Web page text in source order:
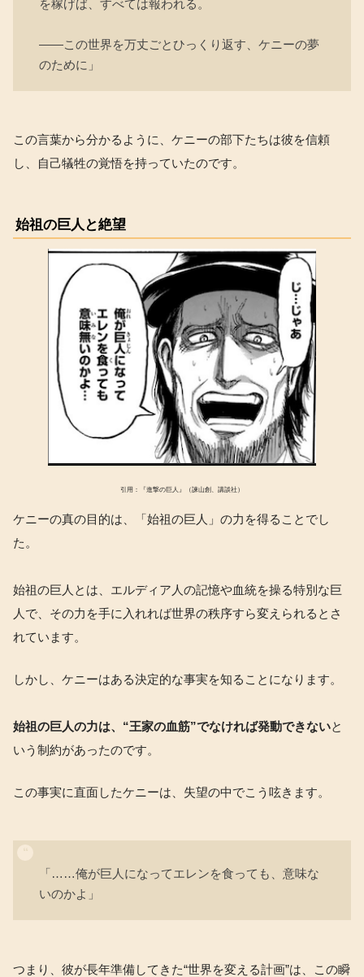
を稼げば、すべては報われる。
――この世界を万丈ごとひっくり返す、ケニーの夢
のために」
この言葉から分かるように、ケニーの部下たちは彼を信頼
し、自己犠牲の覚悟を持っていたのです。
始祖の巨人と絶望
引用：『進撃の巨人』（諫山創、講談社）
ケニーの真の目的は、「始祖の巨人」の力を得ることでし
た。
始祖の巨人とは、エルディア人の記憶や血統を操る特別な巨
人で、その力を手に入れれば世界の秩序すら変えられるとさ
れています。
しかし、ケニーはある決定的な事実を知ることになります。
始祖の巨人の力は、“王家の血筋”でなければ発動できないと
いう制約があったのです。
この事実に直面したケニーは、失望の中でこう呟きます。
「……俺が巨人になってエレンを食っても、意味な
いのかよ」
つまり、彼が長年準備してきた“世界を変える計画”は、この瞬